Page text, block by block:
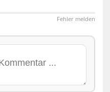
Fehler melden